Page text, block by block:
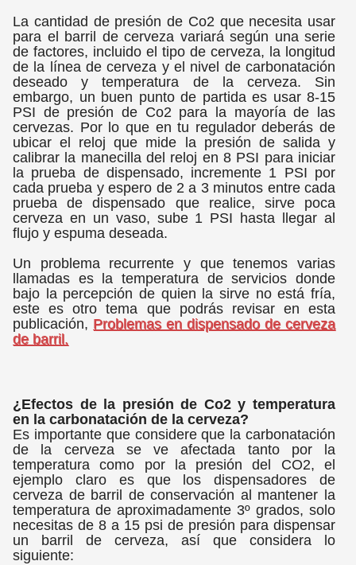
La cantidad de presión de Co2 que necesita usar
para el barril de cerveza variará según una serie
de factores, incluido el tipo de cerveza, la longitud
de la línea de cerveza y el nivel de carbonatación
deseado y temperatura de la cerveza. Sin
embargo, un buen punto de partida es usar 8-15
PSI de presión de Co2 para la mayoría de las
cervezas. Por lo que en tu regulador deberás de
ubicar el reloj que mide la presión de salida y
calibrar la manecilla del reloj en 8 PSI para iniciar
la prueba de dispensado, incremente 1 PSI por
cada prueba y espero de 2 a 3 minutos entre cada
prueba de dispensado que realice, sirve poca
cerveza en un vaso, sube 1 PSI hasta llegar al
flujo y espuma deseada.
Un problema recurrente y que tenemos varias
llamadas es la temperatura de servicios donde
bajo la percepción de quien la sirve no está fría,
este es otro tema que podrás revisar en esta
publicación, Problemas en dispensado de cerveza
de barril.
¿Efectos de la presión de Co2 y temperatura
en la carbonatación de la cerveza?
Es importante que considere que la carbonatación
de la cerveza se ve afectada tanto por la
temperatura como por la presión del CO2, el
ejemplo claro es que los dispensadores de
cerveza de barril de conservación al mantener la
temperatura de aproximadamente 3º grados, solo
necesitas de 8 a 15 psi de presión para dispensar
un barril de cerveza, así que considera lo
siguiente: